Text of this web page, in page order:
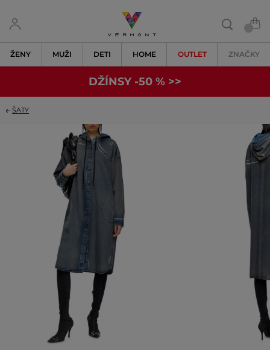
ŽENY MUŽI DETI HOME OUTLET ZNAČKY
DŽÍNSY -50 % >>
ŠATY